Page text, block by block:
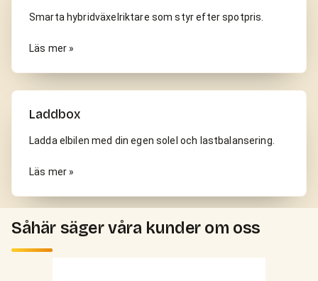
Smarta hybridväxelriktare som styr efter spotpris.
Läs mer »
Laddbox
Ladda elbilen med din egen solel och lastbalansering.
Läs mer »
Såhär säger våra kunder om oss